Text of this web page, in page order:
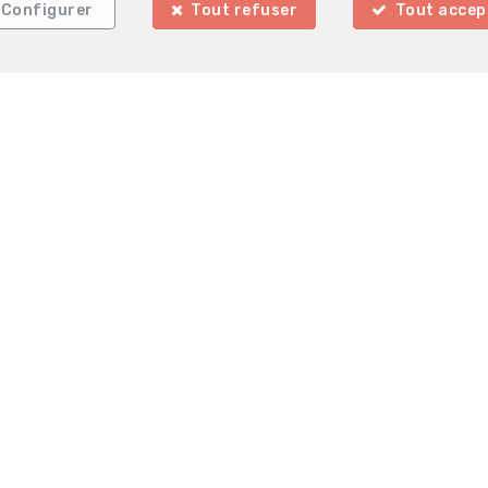
Configurer Tout refuser Tout